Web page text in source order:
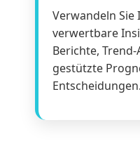
Verwandeln Sie
verwertbare
Berichte,
gestützte
Entscheidungen.